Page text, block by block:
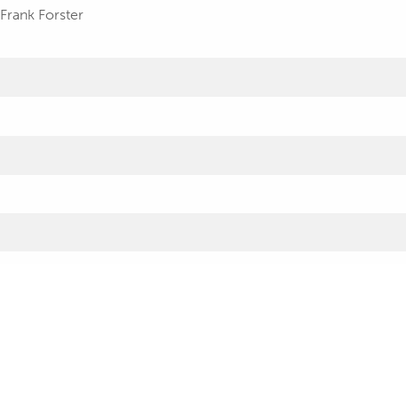
Frank Forster